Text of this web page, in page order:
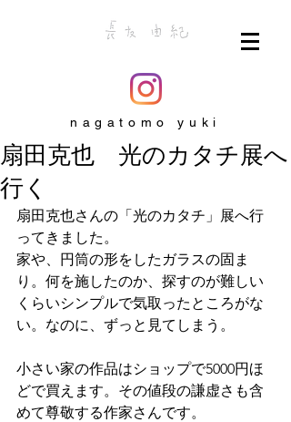
nagatomo yuki
扇田克也 光のカタチ展へ
行く
扇田克也さんの「光のカタチ」展へ行
ってきました。
家や、円筒の形をしたガラスの固ま
り。何を施したのか、探すのが難しい
くらいシンプルで気取ったところがな
い。なのに、ずっと見てしまう。
小さい家の作品はショップで5000円ほ
どで買えます。その値段の謙虚さも含
めて尊敬する作家さんです。